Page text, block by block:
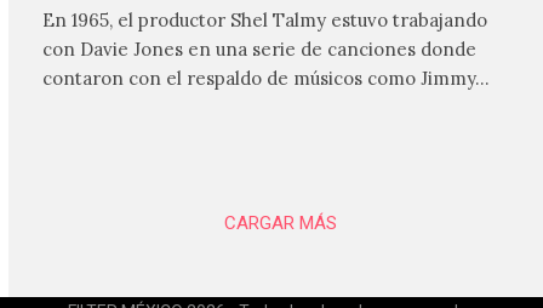
En 1965, el productor Shel Talmy estuvo trabajando
con Davie Jones en una serie de canciones donde
contaron con el respaldo de músicos como Jimmy…
CARGAR MÁS